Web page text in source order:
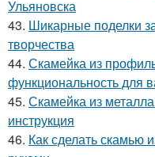
Ульяновска
43. Шикарные поделки
творчества
44. Скамейка из
функциональность для
45. Скамейка из
инструкция
46. Как сделать скамью